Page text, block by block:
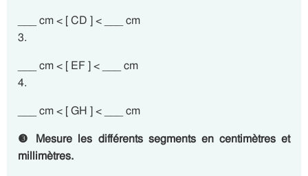
___ cm < [ CD ] < ___ cm
3.
___ cm < [ EF ] < ___ cm
4.
___ cm < [ GH ] < ___ cm
❸ Mesure les différents segments en centimètres et
millimètres.